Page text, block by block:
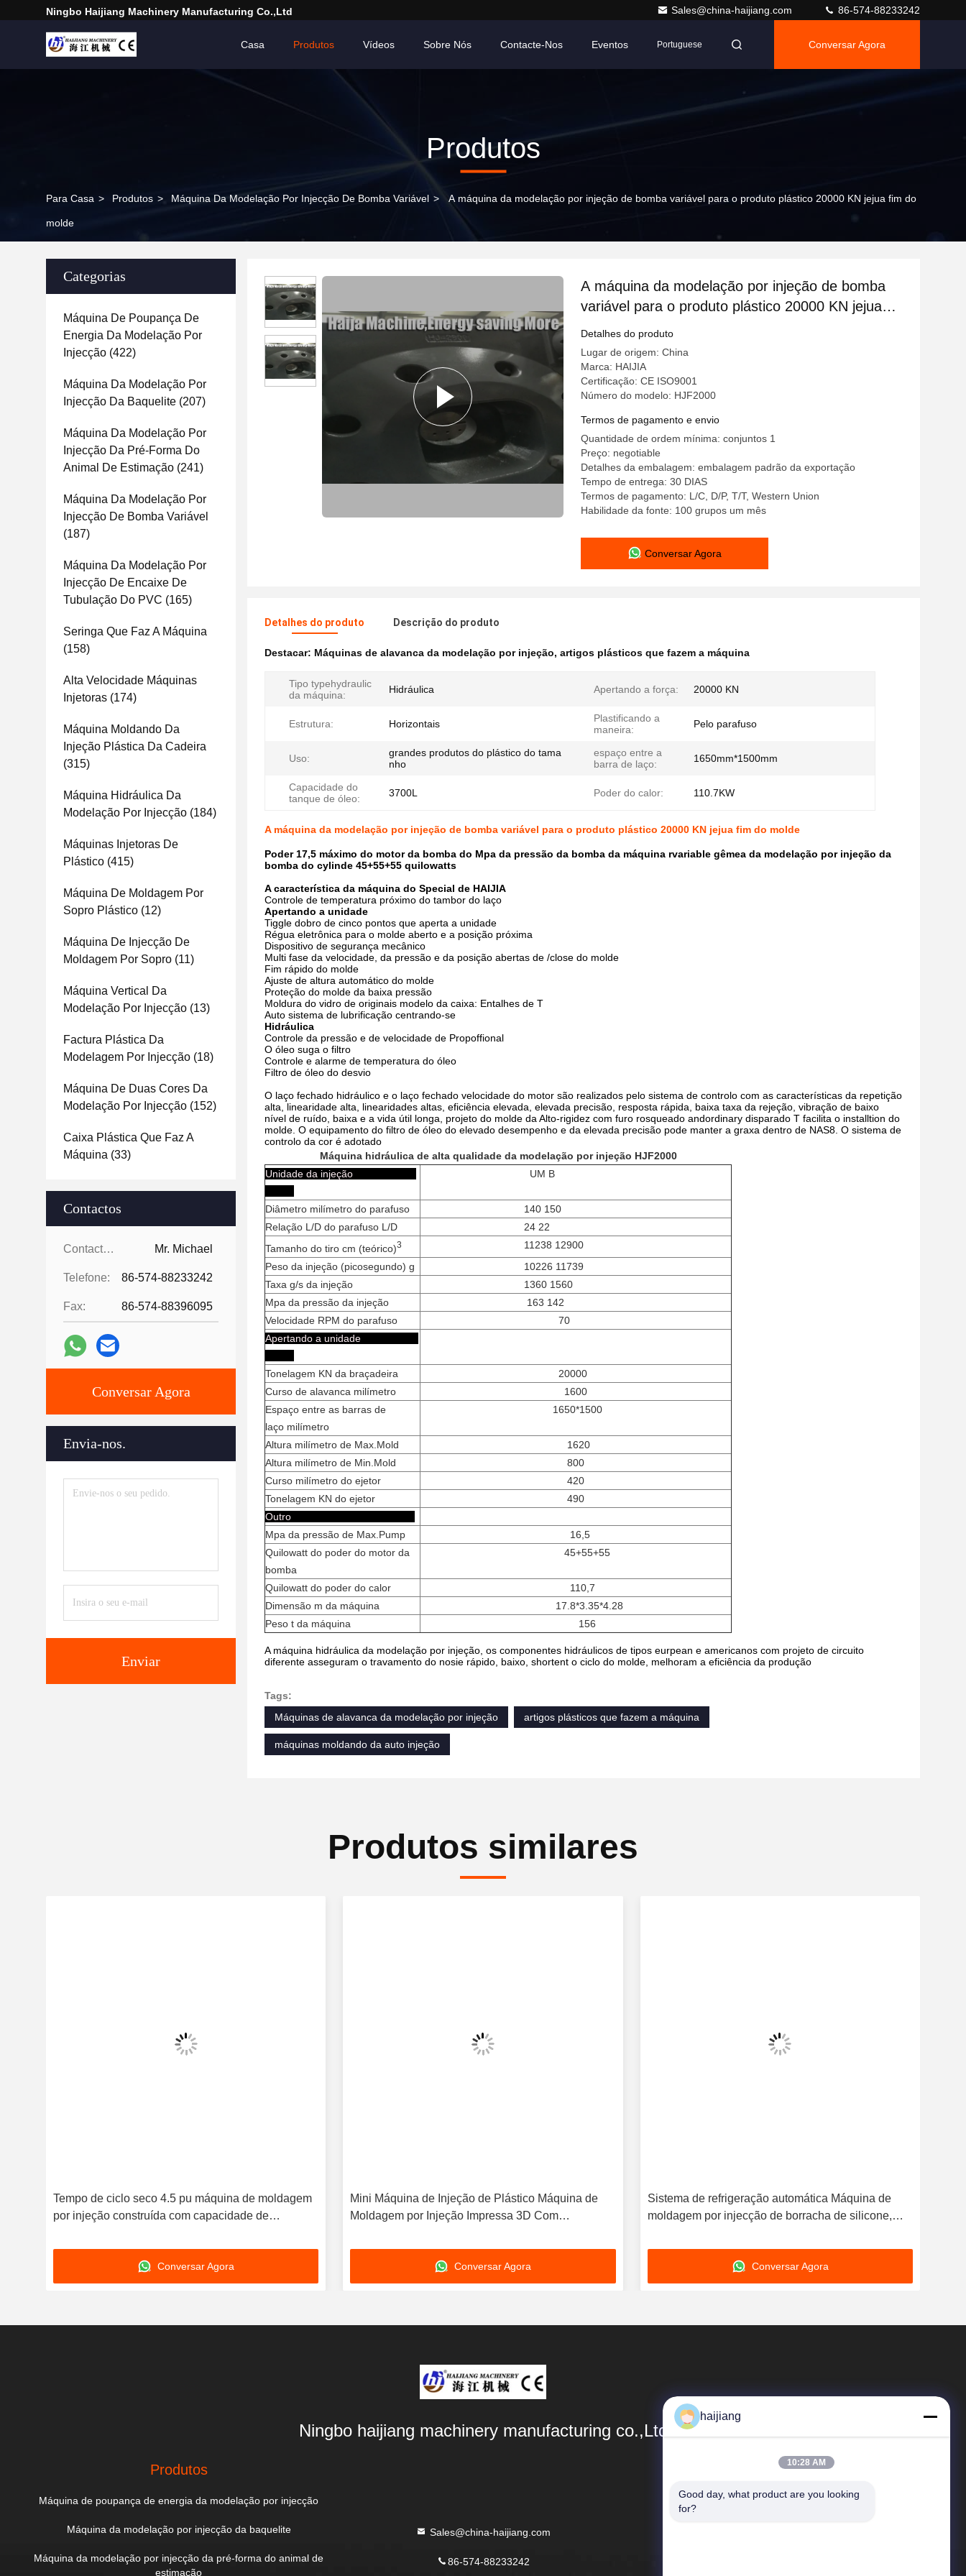
Ningbo Haijiang Machinery Manufacturing Co.,Ltd Sales@china-haijiang.com 86-574-88233242
Casa Produtos Vídeos Sobre Nós Contacte-Nos Eventos Portuguese Conversar Agora
Produtos
Para Casa > Produtos > Máquina Da Modelação Por Injecção De Bomba Variável > A máquina da modelação por injeção de bomba variável para o produto plástico 20000 KN jejua fim do
molde
Categorias
Máquina De Poupança De
Energia Da Modelação Por
Injecção (422)
Máquina Da Modelação Por
Injecção Da Baquelite (207)
Máquina Da Modelação Por
Injecção Da Pré-Forma Do
Animal De Estimação (241)
Máquina Da Modelação Por
Injecção De Bomba Variável
(187)
Máquina Da Modelação Por
Injecção De Encaixe De
Tubulação Do PVC (165)
Seringa Que Faz A Máquina
(158)
Alta Velocidade Máquinas
Injetoras (174)
Máquina Moldando Da
Injeção Plástica Da Cadeira
(315)
Máquina Hidráulica Da
Modelação Por Injecção (184)
Máquinas Injetoras De
Plástico (415)
Máquina De Moldagem Por
Sopro Plástico (12)
Máquina De Injecção De
Moldagem Por Sopro (11)
Máquina Vertical Da
Modelação Por Injecção (13)
Factura Plástica Da
Modelagem Por Injecção (18)
Máquina De Duas Cores Da
Modelação Por Injecção (152)
Caixa Plástica Que Faz A
Máquina (33)
Contactos
Contactos: Mr. Michael
Telefone: 86-574-88233242
Fax: 86-574-88396095
Conversar Agora
Envia-nos.
Enviar
A máquina da modelação por injeção de bomba
variável para o produto plástico 20000 KN jejua
fim do molde
Detalhes do produto
Lugar de origem: China
Marca: HAIJIA
Certificação: CE ISO9001
Número do modelo: HJF2000
Termos de pagamento e envio
Quantidade de ordem mínima: conjuntos 1
Preço: negotiable
Detalhes da embalagem: embalagem padrão da exportação
Tempo de entrega: 30 DIAS
Termos de pagamento: L/C, D/P, T/T, Western Union
Habilidade da fonte: 100 grupos um mês
Conversar Agora
Detalhes do produto Descrição do produto
Destacar: Máquinas de alavanca da modelação por injeção, artigos plásticos que fazem a máquina
Tipo typehydraulic
da máquina:
Hidráulica Apertando a força: 20000 KN
Estrutura: Horizontais
Plastificando a
maneira:
Pelo parafuso
Uso:
grandes produtos do plástico do tama
nho
espaço entre a
barra de laço:
1650mm*1500mm
Capacidade do
tanque de óleo:
3700L Poder do calor: 110.7KW
A máquina da modelação por injeção de bomba variável para o produto plástico 20000 KN jejua fim do molde
Poder 17,5 máximo do motor da bomba do Mpa da pressão da bomba da máquina rvariable gêmea da modelação por injeção da
bomba do cylinde 45+55+55 quilowatts
A característica da máquina do Special de HAIJIA
Controle de temperatura próximo do tambor do laço
Apertando a unidade
Tiggle dobro de cinco pontos que aperta a unidade
Régua eletrônica para o molde aberto e a posição próxima
Dispositivo de segurança mecânico
Multi fase da velocidade, da pressão e da posição abertas de /close do molde
Fim rápido do molde
Ajuste de altura automático do molde
Proteção do molde da baixa pressão
Moldura do vidro de originais modelo da caixa: Entalhes de T
Auto sistema de lubrificação centrando-se
Hidráulica
Controle da pressão e de velocidade de Propoffional
O óleo suga o filtro
Controle e alarme de temperatura do óleo
Filtro de óleo do desvio
O laço fechado hidráulico e o laço fechado velocidade do motor são realizados pelo sistema de controlo com as características da repetição
alta, linearidade alta, linearidades altas, eficiência elevada, elevada precisão, resposta rápida, baixa taxa da rejeção, vibração de baixo
nível de ruído, baixa e a vida útil longa, projeto do molde da Alto-rigidez com furo rosqueado andordinary disparado T facilita o installtion do
molde. O equipamento do filtro de óleo do elevado desempenho e da elevada precisão pode manter a graxa dentro de NAS8. O sistema de
controlo da cor é adotado
Máquina hidráulica de alta qualidade da modelação por injeção HJF2000
Unidade da injeção
UM B
Diâmetro milímetro do parafuso
140 150
Relação L/D do parafuso L/D
24 22
Tamanho do tiro cm (teórico)3
11238 12900
Peso da injeção (picosegundo) g
10226 11739
Taxa g/s da injeção
1360 1560
Mpa da pressão da injeção
163 142
Velocidade RPM do parafuso
70
Apertando a unidade
Tonelagem KN da braçadeira
20000
Curso de alavanca milímetro
1600
Espaço entre as barras de
laço milímetro
1650*1500
Altura milímetro de Max.Mold
1620
Altura milímetro de Min.Mold
800
Curso milímetro do ejetor
420
Tonelagem KN do ejetor
490
Outro
Mpa da pressão de Max.Pump
16,5
Quilowatt do poder do motor da
bomba
45+55+55
Quilowatt do poder do calor
110,7
Dimensão m da máquina
17.8*3.35*4.28
Peso t da máquina
156
A máquina hidráulica da modelação por injeção, os componentes hidráulicos de tipos eurpean e americanos com projeto de circuito
diferente asseguram o travamento do nosie rápido, baixo, shortent o ciclo do molde, melhoram a eficiência da produção
Tags:
Máquinas de alavanca da modelação por injeção
artigos plásticos que fazem a máquina
máquinas moldando da auto injeção
Produtos similares
Tempo de ciclo seco 4.5 pu máquina de moldagem
por injeção construída com capacidade de
operação eficiente em termos de energia
Conversar Agora
Mini Máquina de Injeção de Plástico Máquina de
Moldagem por Injeção Impressa 3D Com
Personalizado Projetado para a Produção de
Conversar Agora
Sistema de refrigeração automática Máquina de
moldagem por injecção de borracha de silicone,
produtos de silicone
Conversar Agora
Ningbo haijiang machinery manufacturing co.,Ltd
Produtos
Máquina de poupança de energia da modelação por injecção
Máquina da modelação por injecção da baquelite
Máquina da modelação por injecção da pré-forma do animal de
estimação
Sales@china-haijiang.com
86-574-88233242
Links Rápidos
Perfil da empresa
haijiang
10:28 AM
Good day, what product are you looking
for?